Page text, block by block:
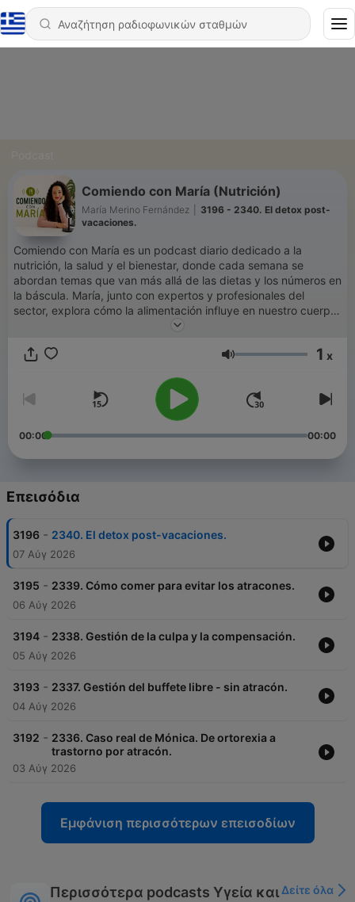
Comiendo con María (Nutrición)
María Merino Fernández
3196 - 2340. El detox post-
vacaciones.
Comiendo con María es un podcast diario dedicado a la
nutrición, la salud y el bienestar, donde cada semana se
abordan temas que van más allá de las dietas y los números en
la báscula. María, junto con expertos y profesionales del
sector, explora cómo la alimentación influye en nuestro cuerpo
y mente, con un enfoque cercano, accesible y libre de juicios.
crónicas, pasando por la importancia de la salud mental en la
buscan información veraz y consejos prácticos para llevar un
estilo de vida saludable sin obsesionarse con las cifras.
¡Acompáñanos cada día y aprende a comer de manera
equilibrada y consciente!
Conviértete en un supporter de este podcast:
nutricion--2497272/support
Ένταση 1 x
00:00 00:00
Επεισόδια
3196 - 2340. El detox post-vacaciones.
07 Αύγ 2026
3195 - 2339. Cómo comer para evitar los atracones.
06 Αύγ 2026
3194 - 2338. Gestión de la culpa y la compensación.
05 Αύγ 2026
3193 - 2337. Gestión del buffete libre - sin atracón.
04 Αύγ 2026
3192 - 2336. Caso real de Mónica. De ortorexia a
trastorno por atracón.
03 Αύγ 2026
Εμφάνιση περισσότερων επεισοδίων
Περισσότερα podcasts Υγεία και Δείτε όλα